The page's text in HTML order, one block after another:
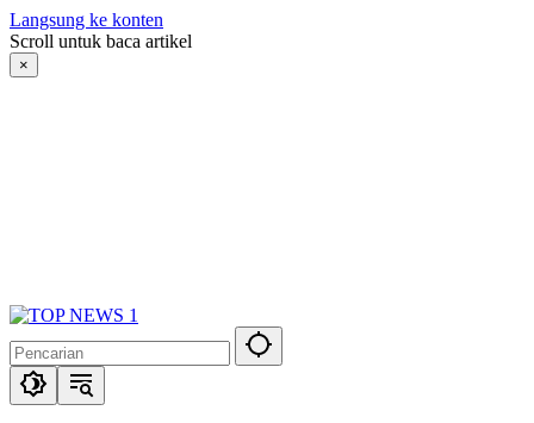
Langsung ke konten
Scroll untuk baca artikel
×